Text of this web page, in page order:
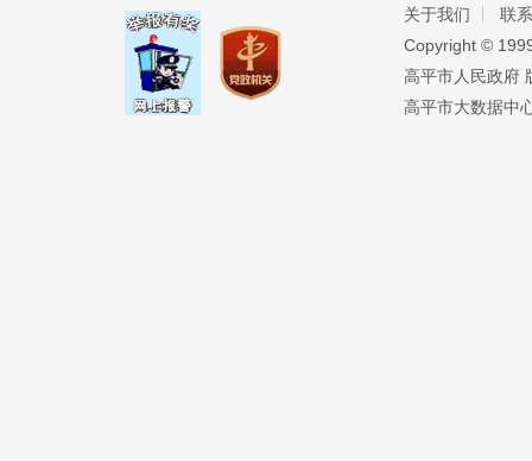
关于我们
联
Copyright ©️
高平市人民政府
高平市大数据